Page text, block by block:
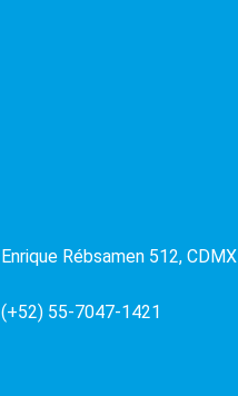
Enrique Rébsamen 512, CDMX
(+52) 55-7047-1421